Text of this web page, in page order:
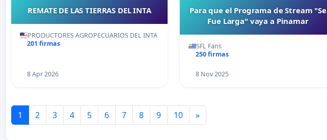
REMATE DE LAS TIERRAS DEL INTA
PRODUCTORES AGROPECUARIOS DEL INTA
201 firmas
8 Apr 2026
Para que el Programa de Stream "Se
Fue Larga" vaya a Pinamar
SFL Fans
250 firmas
8 Nov 2025
1 2 3 4 5 6 7 8 9 10 »